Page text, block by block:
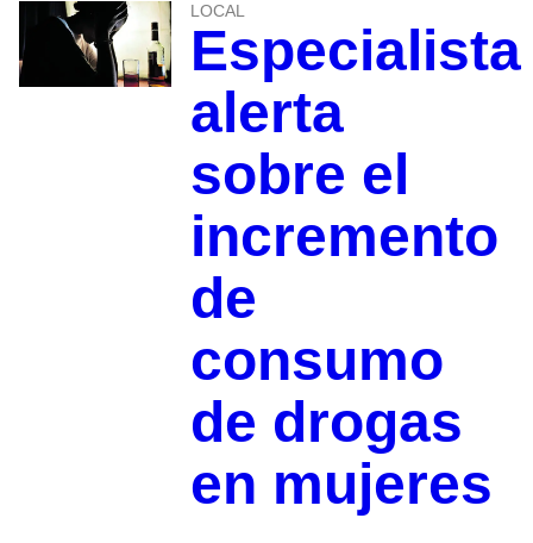
LOCAL
Especialista
alerta
sobre el
incremento
de
consumo
de drogas
en mujeres